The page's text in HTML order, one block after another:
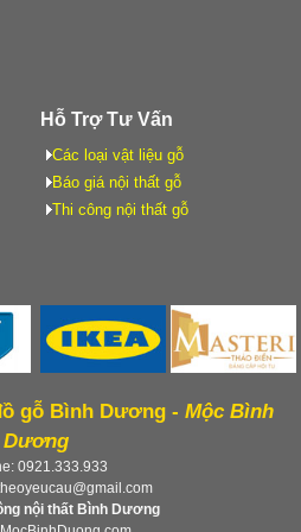
Hỗ Trợ Tư Vấn
Các loại vật liệu gỗ
Báo giá nội thất gỗ
Thi công nội thất gỗ
gỗ Bình Dương - Mộc Bình
Dương
0921.333.933
nội thất Bình Dương